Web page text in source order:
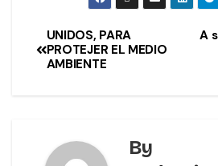
A
UNIDOS, PARA
PROTEJER EL MEDIO
AMBIENTE
By